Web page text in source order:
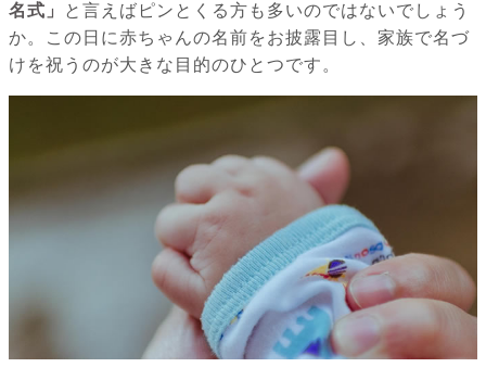
名式」
と言えばピンとくる方も多いのではないでしょう
か。この日に赤ちゃんの名前をお披露目し、家族で名づ
けを祝うのが大きな目的のひとつです。